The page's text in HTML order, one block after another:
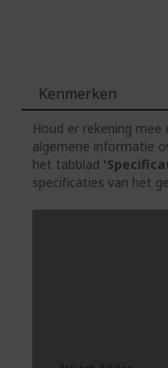
Kenmerken
Houd er rekening
algemene informatie
het tabblad
specificaties van het